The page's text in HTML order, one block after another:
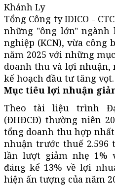
Khánh Ly
Tổng Công ty IDICO -
những "ông lớn" ngành
nghiệp (KCN), vừa công
năm 2025 với những
doanh thu và lợi
kế hoạch đầu tư tăng vọt.
Mục tiêu lợi nhuận
Theo tài liệu trình
(ĐHĐCĐ) thường niên
tổng doanh thu hợp
nhuận trước thuế 2.596
lần lượt giảm nhẹ 1%
đáng kể 13% về lợi
hiện ấn tượng của năm